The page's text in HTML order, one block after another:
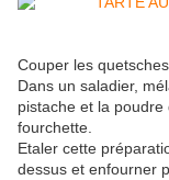
Couper les
Dans un saladier,
pistache et la
fourchette.
Etaler cette
dessus et enfourner